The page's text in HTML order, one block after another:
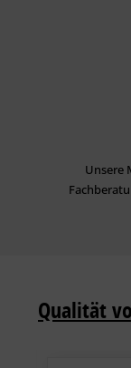
Unsere
Qualität